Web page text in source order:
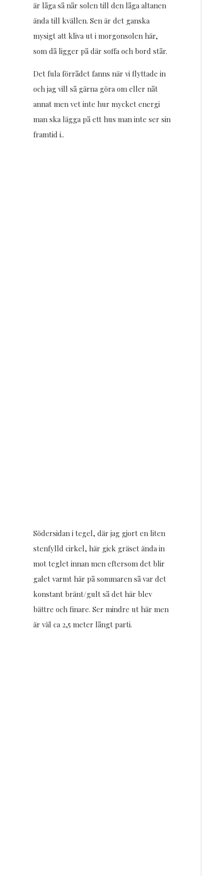
är låga så når solen till den låga altanen
ända till kvällen. Sen är det ganska
mysigt att kliva ut i morgonsolen här,
som då ligger på där soffa och bord står.
Det fula förrådet fanns när vi flyttade in
och jag vill så gärna göra om eller nåt
annat men vet inte hur mycket energi
man ska lägga på ett hus man inte ser sin
framtid i..
Södersidan i tegel, där jag gjort en liten
stenfylld cirkel, här gick gräset ända in
mot teglet innan men eftersom det blir
galet varmt här på sommaren så var det
konstant bränt/gult så det här blev
bättre och finare. Ser mindre ut här men
är väl ca 2,5 meter långt parti.